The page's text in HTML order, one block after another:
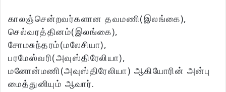
காலஞ்சென்றவர்களான தவமணி(இலங்கை),
செல்வரத்தினம்(இலங்கை),
சோமசுந்தரம்(மலேசியா),
பரமேஸ்வரி(அவுஸ்திரேலியா),
மனோன்மணி(அவுஸ்திரேலியா) ஆகியோரின் அன்பு
மைத்துனியும் ஆவார்.